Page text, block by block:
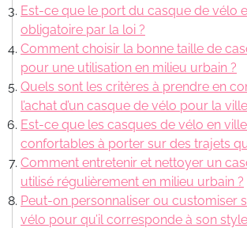
Est-ce que le port du casque de vélo
obligatoire par la loi ?
Comment choisir la bonne taille de
pour une utilisation en milieu urbain ?
Quels sont les critères à prendre en
l’achat d’un casque de vélo pour la
Est-ce que les casques de vélo en
confortables à porter sur des trajets
Comment entretenir et nettoyer un
utilisé régulièrement en milieu urbain ?
Peut-on personnaliser ou customiser
vélo pour qu’il corresponde à son